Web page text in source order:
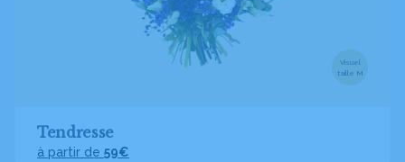
Visuel
taille M
Tendresse
à partir de 59€